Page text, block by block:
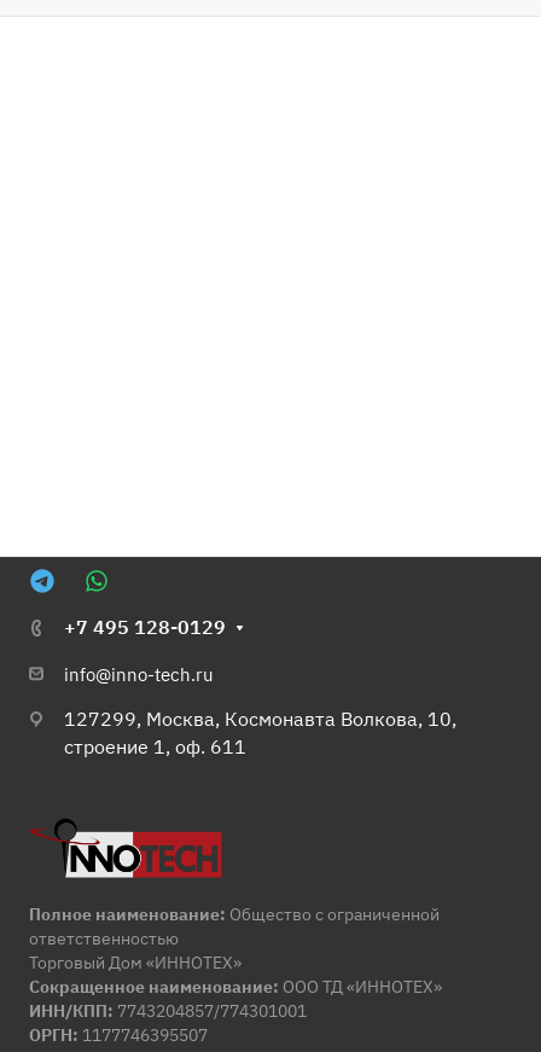
+7 495 128-0129
info@inno-tech.ru
127299, Москва, Космонавта Волкова, 10,
строение 1, оф. 611
Полное наименование: Общество с ограниченной
ответственностью
Торговый Дом «ИННОТЕХ»
Сокращенное наименование: ООО ТД «ИННОТЕХ»
ИНН/КПП: 7743204857/774301001
ОРГН: 1177746395507